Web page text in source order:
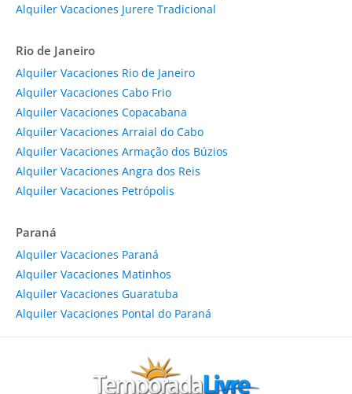
Alquiler Vacaciones Jurere Tradicional
Rio de Janeiro
Alquiler Vacaciones Rio de Janeiro
Alquiler Vacaciones Cabo Frio
Alquiler Vacaciones Copacabana
Alquiler Vacaciones Arraial do Cabo
Alquiler Vacaciones Armação dos Búzios
Alquiler Vacaciones Angra dos Reis
Alquiler Vacaciones Petrópolis
Paraná
Alquiler Vacaciones Paraná
Alquiler Vacaciones Matinhos
Alquiler Vacaciones Guaratuba
Alquiler Vacaciones Pontal do Paraná